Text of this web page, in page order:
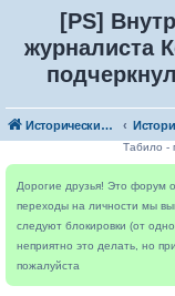
[PS]
журналиста
Исторический форум
Табило -
Дорогие друзья! Это форум
переходы на личности мы
следуют блокировки (от
неприятно это делать, но
пожалуйста